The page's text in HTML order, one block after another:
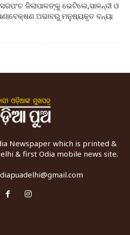
ଜିଲାପାଳଙ୍କୁ ଭେଟିଲେ,ସାଳନ୍ଦୀ ଓ
ଅଭାବରୁ ମନୁଷ୍ୟକୃତ ବନ୍ୟା
Newspaper which is printed &
& first Odia mobile news site.